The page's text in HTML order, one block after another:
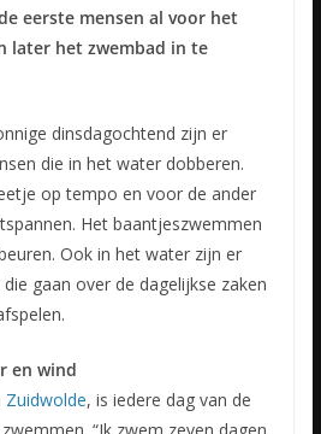
eerste mensen al voor het
later het zwembad in te
dinsdagochtend zijn er
die in het water dobberen.
op tempo en voor de ander
Het baantjeszwemmen
Ook in het water zijn er
gaan over de dagelijkse zaken
en wind
Zuidwolde, is iedere dag van de